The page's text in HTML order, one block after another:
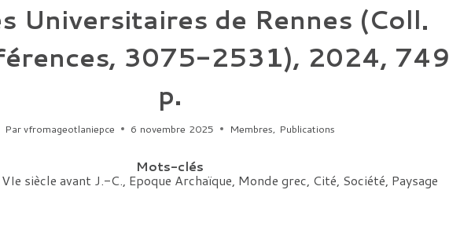
Universitaires de Rennes (Coll.
3075-2531), 2024, 749
p.
Parvfromageotlaniepce 6 novembre 2025 Membres, Publications
Mots-clés
siècle avant J.-C., Epoque Archaïque, Monde grec, Cité, Société, Paysage